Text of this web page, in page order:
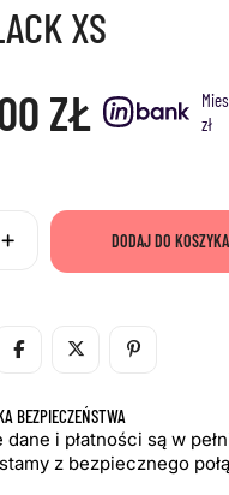
XS
ZŁ
zł
DODAJ DO KOSZYKA
BEZPIECZEŃSTWA
dane i płatności są w
z bezpiecznego